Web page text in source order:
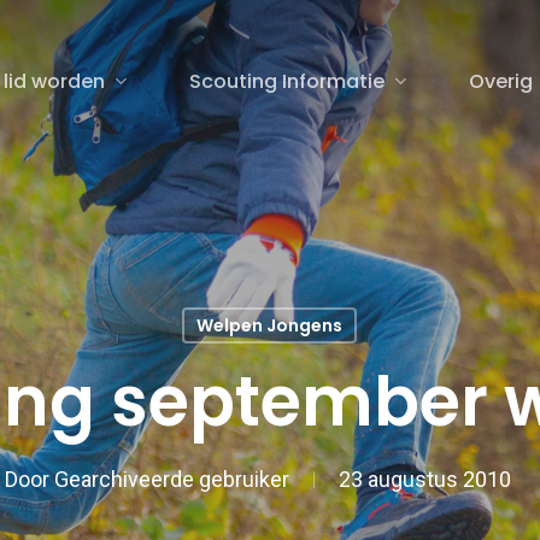
lid worden Scouting Informatie Overig
Welpen Jongens
september
DoorGearchiveerde gebruiker 23 augustus 2010